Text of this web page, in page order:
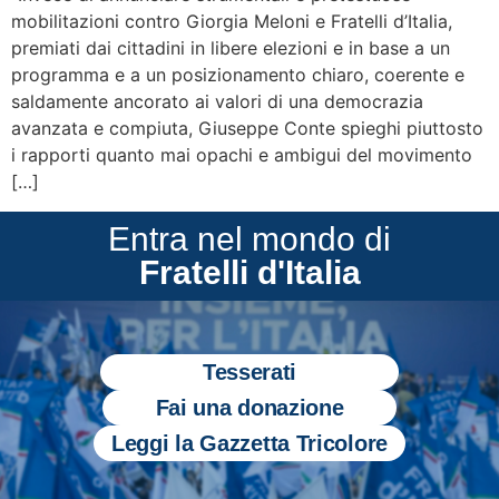
mobilitazioni contro Giorgia Meloni e Fratelli d’Italia,
premiati dai cittadini in libere elezioni e in base a un
programma e a un posizionamento chiaro, coerente e
saldamente ancorato ai valori di una democrazia
avanzata e compiuta, Giuseppe Conte spieghi piuttosto
i rapporti quanto mai opachi e ambigui del movimento
[…]
Entra nel mondo di
Fratelli d'Italia
Tesserati
Fai una donazione
Leggi la Gazzetta Tricolore